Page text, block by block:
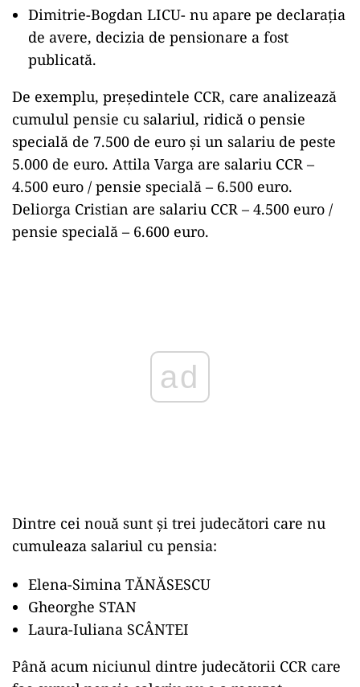
Dimitrie-Bogdan LICU- nu apare pe declaraţia
de avere, decizia de pensionare a fost
publicată.
De exemplu, președintele CCR, care analizează
cumulul pensie cu salariul, ridică o pensie
specială de 7.500 de euro și un salariu de peste
5.000 de euro. Attila Varga are salariu CCR –
4.500 euro / pensie specială – 6.500 euro.
Deliorga Cristian are salariu CCR – 4.500 euro /
pensie specială – 6.600 euro.
Dintre cei nouă sunt și trei judecători care nu
cumuleaza salariul cu pensia:
Elena-Simina TĂNĂSESCU
Gheorghe STAN
Laura-Iuliana SCÂNTEI
Până acum niciunul dintre judecătorii CCR care